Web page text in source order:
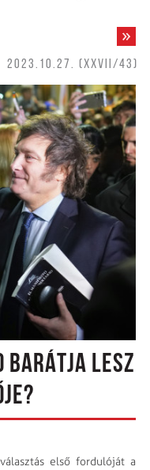
2023.10.27. (XXVII/43)
BARÁTJA LESZ
első fordulóját a